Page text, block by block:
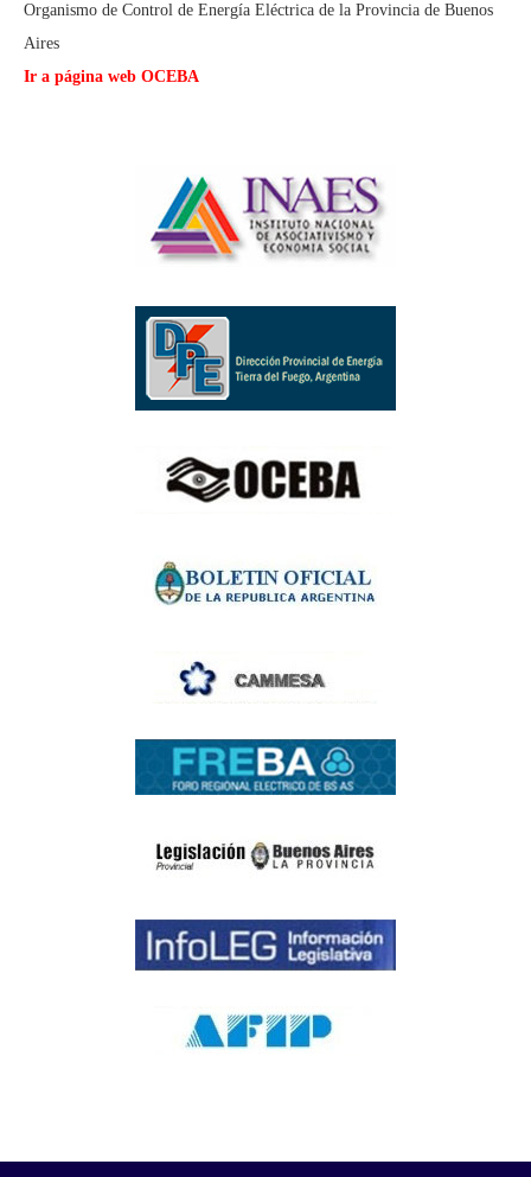
Organismo de Control de Energía Eléctrica de la Provincia de Buenos
Aires
Ir a página web OCEBA